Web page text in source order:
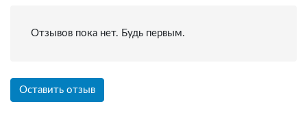
Отзывов пока нет. Будь первым.
Оставить отзыв